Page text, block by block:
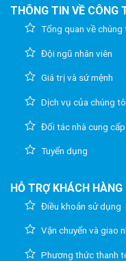
THÔNG TIN VỀ CÔNG
Tổng quan về chúng
Đội ngũ nhân viên
Giá trị và sứ mệnh
Dịch vụ của chúng
Đối tác nhà cung cấp
Tuyển dụng
HỖ TRỢ KHÁCH HÀNG
Điều khoản sử dụng
Vận chuyển và giao
Phương thức thanh